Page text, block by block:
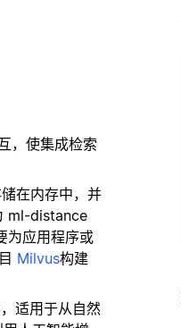
，使集成检索
在内存中，并
ml-distance
为应用程序或
Milvus构建
适用于从自然